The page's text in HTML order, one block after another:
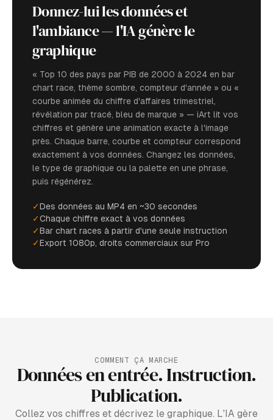
Donnez-lui les données et
l'ambiance — l'IA génère le
graphique
« Top 10 des pays par PIB de 2000 à 2024 en bar
chart race, thème sombre, compteur d'année » ou «
courbe animée du chiffre d'affaires trimestriel,
révélation par tracé, bleu de marque » — iArt lit vos
chiffres et génère une animation exacte à l'image
près. Chaque barre, courbe et compteur correspond
exactement à vos données. Changez les données,
le type de graphique ou la palette en une phrase,
puis régénérez.
✓Des données au MP4 en ~30 secondes
✓Chaque chiffre exact à vos données
✓Bar chart races à partir d'une seule instruction
✓Export 1080p, droits commerciaux sur Pro
COMMENT ÇA MARCHE
Données en entrée. Instruction.
Publication.
Collez vos chiffres et décrivez le graphique. L'IA gère